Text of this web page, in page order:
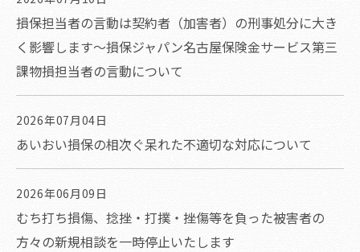
損保担当者の言動は契約者（加害者）の刑事処分に大き
く影響します～損保ジャパン名古屋保険金サービス第三
課物損担当者の言動について
2026年07月04日
あいおい損保の相次ぐ呆れた不適切な対応について
2026年06月09日
むち打ち損傷、捻挫・打撲・挫傷等を負った被害者の
方々の新規相談を一時停止いたします